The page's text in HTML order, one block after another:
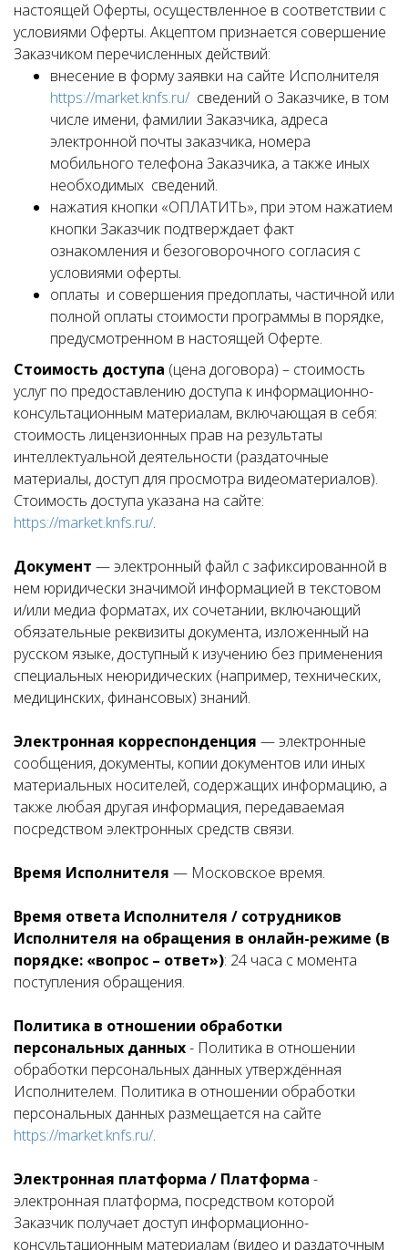
настоящей Оферты, осуществленное в соответствии с
условиями Оферты. Акцептом признается совершение
Заказчиком перечисленных действий:
внесение в форму заявки на сайте Исполнителя
https://market.knfs.ru/ сведений о Заказчике, в том
числе имени, фамилии Заказчика, адреса
электронной почты заказчика, номера
мобильного телефона Заказчика, а также иных
необходимых сведений.
нажатия кнопки «ОПЛАТИТЬ», при этом нажатием
кнопки Заказчик подтверждает факт
ознакомления и безоговорочного согласия с
условиями оферты.
оплаты и совершения предоплаты, частичной или
полной оплаты стоимости программы в порядке,
предусмотренном в настоящей Оферте.
Стоимость доступа (цена договора) – стоимость
услуг по предоставлению доступа к информационно-
консультационным материалам, включающая в себя:
стоимость лицензионных прав на результаты
интеллектуальной деятельности (раздаточные
материалы, доступ для просмотра видеоматериалов).
Стоимость доступа указана на сайте:
https://market.knfs.ru/.
Документ — электронный файл с зафиксированной в
нем юридически значимой информацией в текстовом
и/или медиа форматах, их сочетании, включающий
обязательные реквизиты документа, изложенный на
русском языке, доступный к изучению без применения
специальных неюридических (например, технических,
медицинских, финансовых) знаний.
Электронная корреспонденция — электронные
сообщения, документы, копии документов или иных
материальных носителей, содержащих информацию, а
также любая другая информация, передаваемая
посредством электронных средств связи.
Время Исполнителя — Московское время.
Время ответа Исполнителя / сотрудников
Исполнителя на обращения в онлайн-режиме (в
порядке: «вопрос – ответ»): 24 часа с момента
поступления обращения.
Политика в отношении обработки
персональных данных- Политика в отношении
обработки персональных данных утверждённая
Исполнителем. Политика в отношении обработки
персональных данных размещается на сайте
https://market.knfs.ru/.
Электронная платформа / Платформа -
электронная платформа, посредством которой
Заказчик получает доступ информационно-
консультационным материалам (видео и раздаточным